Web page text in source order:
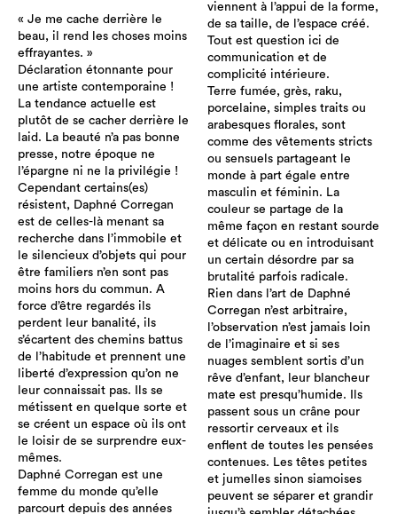
« Je me cache derrière le
beau, il rend les choses moins
effrayantes. »
Déclaration étonnante pour
une artiste contemporaine !
La tendance actuelle est
plutôt de se cacher derrière le
laid. La beauté n’a pas bonne
presse, notre époque ne
l’épargne ni ne la privilégie !
Cependant certains(es)
résistent, Daphné Corregan
est de celles-là menant sa
recherche dans l’immobile et
le silencieux d’objets qui pour
être familiers n’en sont pas
moins hors du commun. A
force d’être regardés ils
perdent leur banalité, ils
s’écartent des chemins battus
de l’habitude et prennent une
liberté d’expression qu’on ne
leur connaissait pas. Ils se
métissent en quelque sorte et
se créent un espace où ils ont
le loisir de se surprendre eux-
mêmes.
Daphné Corregan est une
femme du monde qu’elle
parcourt depuis des années
viennent à l’appui de la forme,
de sa taille, de l’espace créé.
Tout est question ici de
communication et de
complicité intérieure.
Terre fumée, grès, raku,
porcelaine, simples traits ou
arabesques florales, sont
comme des vêtements stricts
ou sensuels partageant le
monde à part égale entre
masculin et féminin. La
couleur se partage de la
même façon en restant sourde
et délicate ou en introduisant
un certain désordre par sa
brutalité parfois radicale.
Rien dans l’art de Daphné
Corregan n’est arbitraire,
l’observation n’est jamais loin
de l’imaginaire et si ses
nuages semblent sortis d’un
rêve d’enfant, leur blancheur
mate est presqu’humide. Ils
passent sous un crâne pour
ressortir cerveaux et ils
enflent de toutes les pensées
contenues. Les têtes petites
et jumelles sinon siamoises
peuvent se séparer et grandir